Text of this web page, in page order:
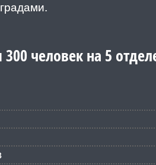
человек на 5